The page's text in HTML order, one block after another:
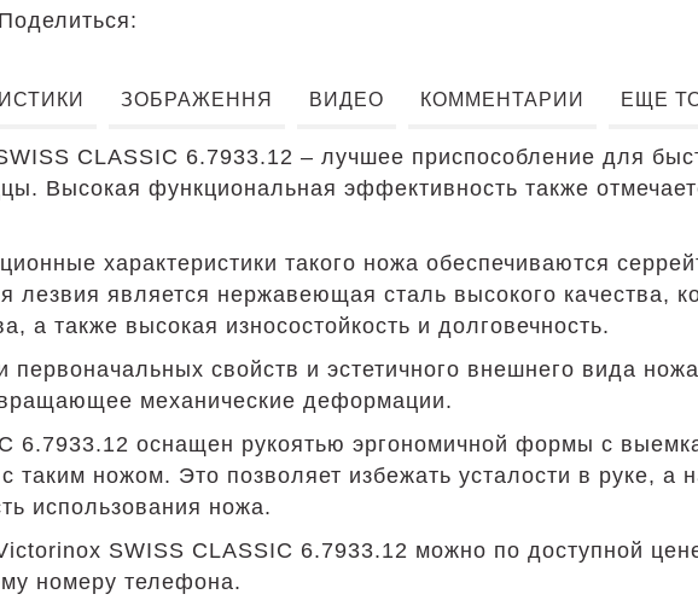
Поделиться:
ЗОБРАЖЕННЯ ВИДЕО КОММЕНТАРИИ ЕЩЕ
CLASSIC 6.7933.12 – лучшее приспособление для
Высокая функциональная эффективность также
характеристики такого ножа обеспечиваются
лезвия является нержавеющая сталь высокого качества,
а также высокая износостойкость и долговечность.
первоначальных свойств и эстетичного внешнего вида
механические деформации.
6.7933.12 оснащен рукоятью эргономичной формы с
таким ножом. Это позволяет избежать усталости в руке, а
использования ножа.
SWISS CLASSIC 6.7933.12 можно по доступной
номеру телефона.